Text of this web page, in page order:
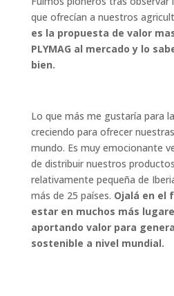
que ofrecían a nuestros
es la propuesta de valor
PLYMAG al mercado y lo
bien.
Lo que más me gustaría para
creciendo para ofrecer
mundo. Es muy emocionante
de distribuir nuestros
relativamente pequeña de
más de 25 países. Ojalá en el
estar en muchos más
aportando valor para
sostenible a nivel mundial.